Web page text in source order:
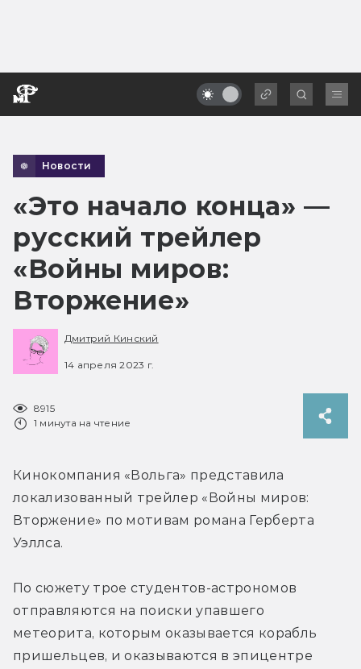
Новости
«Это начало конца» —
русский трейлер
«Войны миров:
Вторжение»
Дмитрий Кинский
14 апреля 2023 г.
8915
1 минута на чтение
Кинокомпания «Вольга» представила
локализованный трейлер «Войны миров:
Вторжение» по мотивам романа Герберта
Уэллса.
По сюжету трое студентов-астрономов
отправляются на поиски упавшего
метеорита, которым оказывается корабль
пришельцев, и оказываются в эпицентре